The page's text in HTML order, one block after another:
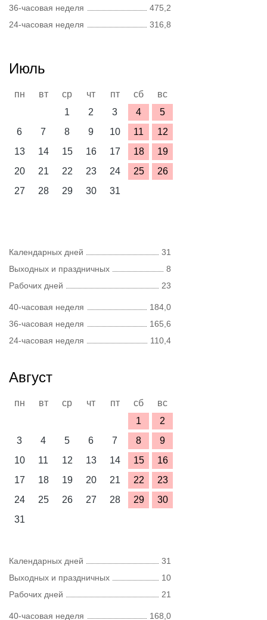
36-часовая неделя
475,2
24-часовая неделя
316,8
Июль
пн вт ср чт пт сб
вс
1
2 3 4
5
6
7 8 9 10 11
12
13
14 15 16 17 18
19
20
21 22 23 24 25
26
27
28 29 30 31
Календарных дней
31
Выходных и праздничных
8
Рабочих дней
23
40-часовая неделя
184,0
36-часовая неделя
165,6
24-часовая неделя
110,4
Август
пн вт ср чт пт сб
вс
1
2
3
4 5 6 7 8
9
10
11 12 13 14 15
16
17
18 19 20 21 22
23
24
25 26 27 28 29
30
31
Календарных дней
31
Выходных и праздничных
10
Рабочих дней
21
40-часовая неделя
168,0